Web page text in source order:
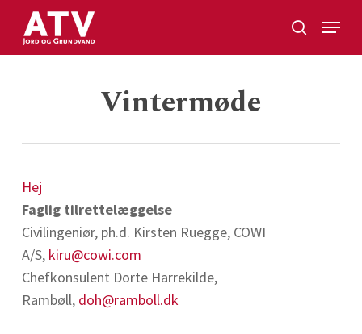
main
search
Menu
Vintermøde
Hej
Faglig tilrettelæggelse
Civilingeniør, ph.d. Kirsten Ruegge, COWI
A/S, kiru@cowi.com
Chefkonsulent Dorte Harrekilde,
Rambøll, doh@ramboll.dk
Close